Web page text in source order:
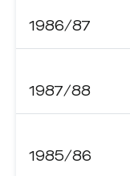
1986/87
1987/88
1985/86